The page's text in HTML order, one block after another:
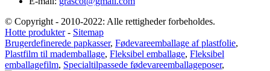
© Copyright - 2010-2022: Alle rettigheder forbeholdes.
Hotte produkter- Sitemap
Brugerdefinerede papkasser, Fødevareemballage af plastfolie,
Plastfilm til mademballage, Fleksibel emballage, Fleksibel
emballagefilm, Specialtilpassede fødevareemballageposer,